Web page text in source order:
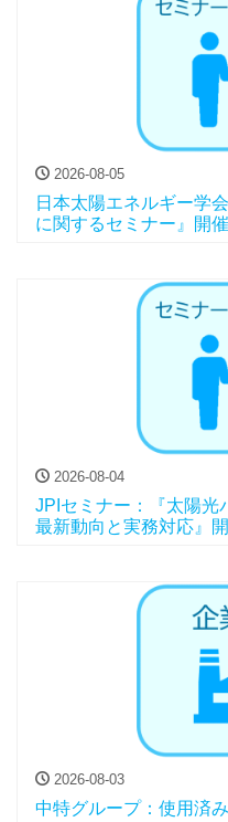
2026-08-05
日本太陽エネルギー学
に関するセミナー』開催
2026-08-04
JPIセミナー：『太陽光
最新動向と実務対応』
2026-08-03
中特グループ：使用済